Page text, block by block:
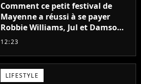
Comment ce petit festival de
Mayenne a réussi à se payer
Robbie Williams, Jul et Damso
cette année ?
12:23
LIFESTYLE